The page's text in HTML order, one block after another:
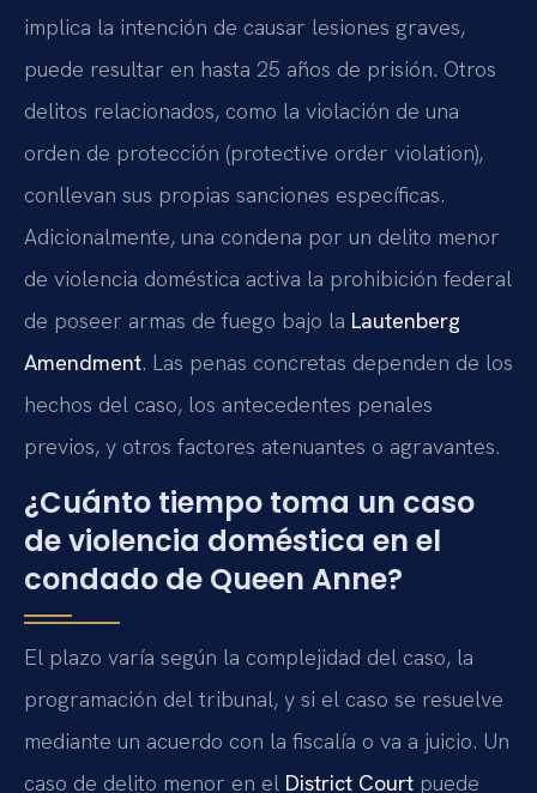
implica la intención de causar lesiones graves,
puede resultar en hasta 25 años de prisión. Otros
delitos relacionados, como la violación de una
orden de protección (protective order violation),
conllevan sus propias sanciones específicas.
Adicionalmente, una condena por un delito menor
de violencia doméstica activa la prohibición federal
de poseer armas de fuego bajo la Lautenberg
Amendment. Las penas concretas dependen de los
hechos del caso, los antecedentes penales
previos, y otros factores atenuantes o agravantes.
¿Cuánto tiempo toma un caso
de violencia doméstica en el
condado de Queen Anne?
El plazo varía según la complejidad del caso, la
programación del tribunal, y si el caso se resuelve
mediante un acuerdo con la fiscalía o va a juicio. Un
caso de delito menor en el District Court puede